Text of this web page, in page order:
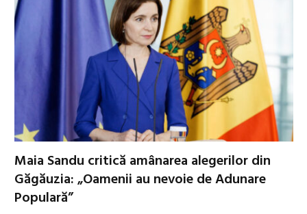
Maia Sandu critică amânarea alegerilor din
Găgăuzia: „Oamenii au nevoie de Adunare
Populară”